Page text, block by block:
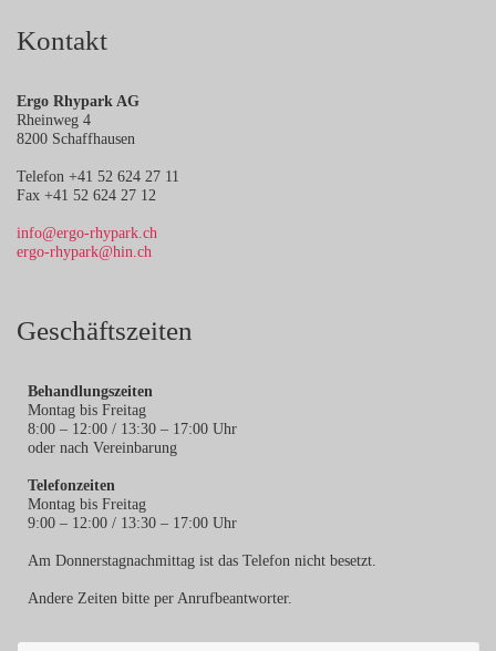
Kontakt
Ergo Rhypark AG
Rheinweg 4
8200 Schaffhausen
Telefon +41 52 624 27 11
Fax +41 52 624 27 12
info@ergo-rhypark.ch
ergo-rhypark@hin.ch
Geschäftszeiten
Behandlungszeiten
Montag bis Freitag
8:00 – 12:00 / 13:30 – 17:00 Uhr
oder nach Vereinbarung
Telefonzeiten
Montag bis Freitag
9:00 – 12:00 / 13:30 – 17:00 Uhr
Am Donnerstagnachmittag ist das Telefon nicht besetzt.
Andere Zeiten bitte per Anrufbeantworter.